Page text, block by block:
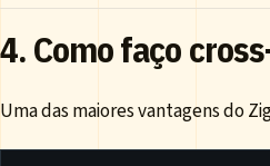
4. Como faço
Uma das maiores vantagens do